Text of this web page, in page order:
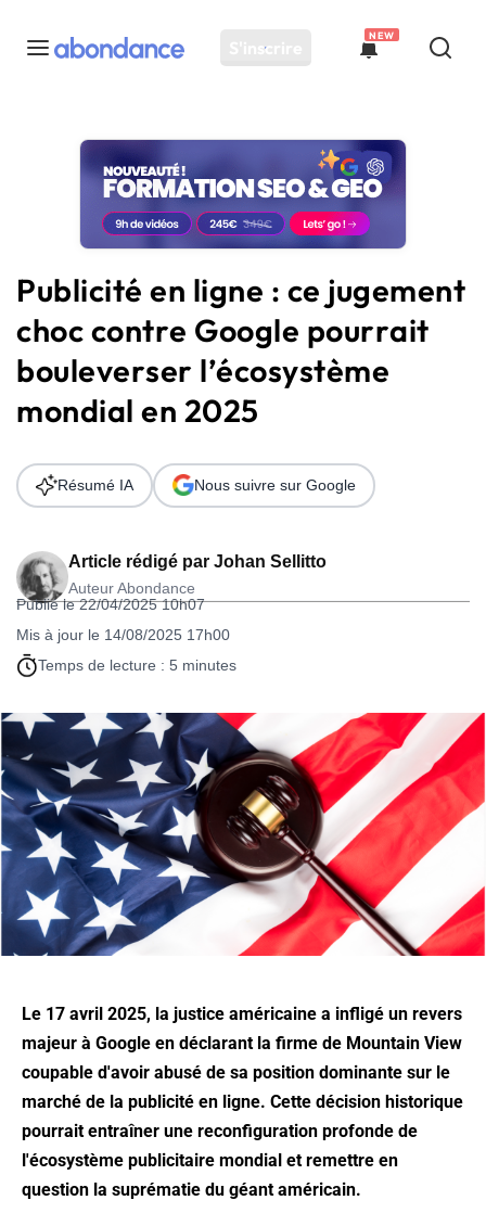
S'inscrire
NEW
Toutes les actus
Actus SEO
Plateforme
Solutions
Ressources
Audit SEO
Publicité en ligne : ce jugement
choc contre Google pourrait
bouleverser l’écosystème
mondial en 2025
Article rédigé par Johan Sellitto
Auteur Abondance
Publié le 22/04/2025 10h07
Mis à jour le 14/08/2025 17h00
Temps de lecture : 5 minutes
Résumé IA Nous suivre sur Google
Le 17 avril 2025, la justice américaine a infligé un revers
majeur à Google en déclarant la firme de Mountain View
coupable d'avoir abusé de sa position dominante sur le
marché de la publicité en ligne. Cette décision historique
pourrait entraîner une reconfiguration profonde de
l'écosystème publicitaire mondial et remettre en
question la suprématie du géant américain.